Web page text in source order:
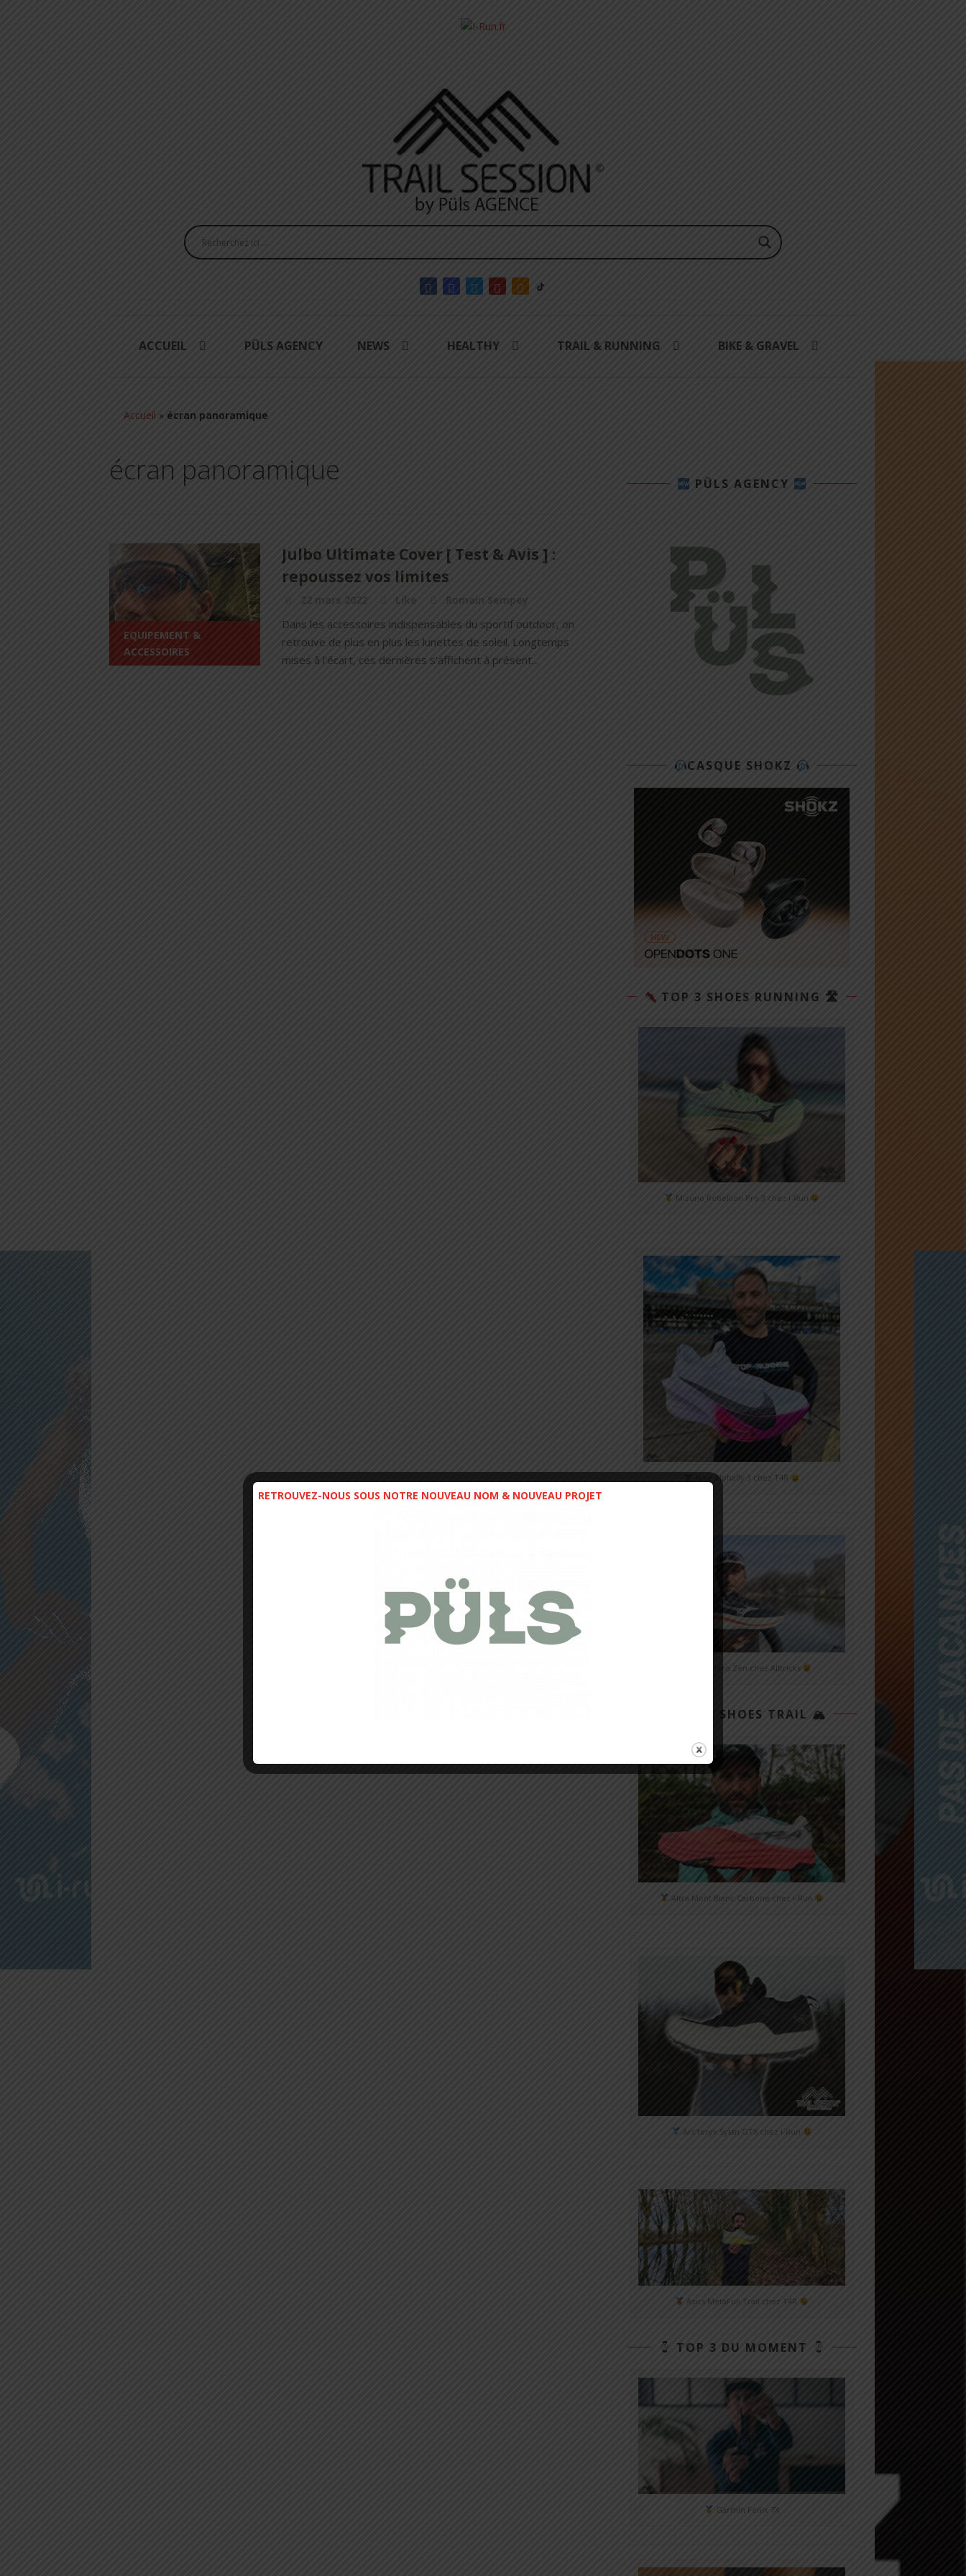
ACCUEIL PÜLS AGENCY NEWS HEALTHY TRAIL & RUNNING BIKE & GRAVEL
Accueil » écran panoramique
écran panoramique
EQUIPEMENT &
ACCESSOIRES
Julbo Ultimate Cover [ Test & Avis ] :
repoussez vos limites
22 mars 2022 Like Romain Sempey
Dans les accessoires indispensables du sportif outdoor, on
retrouve de plus en plus les lunettes de soleil. Longtemps
mises à l'écart, ces dernières s'affichent à présent...
PÜLS AGENCY
CASQUE SHOKZ
TOP 3 SHOES RUNNING 🛣
Mizuno Rebellion Pro 3 chez i-Run
Nike Alphafly 3 chez T4R
Mizuno Neo Zen chez Alltricks
TOP 3 SHOES TRAIL 🏔
Altra Mont Blanc Carbone chez i-Run
Arc'teryx Sylan GTX chez i-Run
Asics MetaFuji Trail chez T4R
TOP 3 DU MOMENT
Garmin Fénix 7X
RETROUVEZ-NOUS SOUS NOTRE NOUVEAU NOM & NOUVEAU PROJET